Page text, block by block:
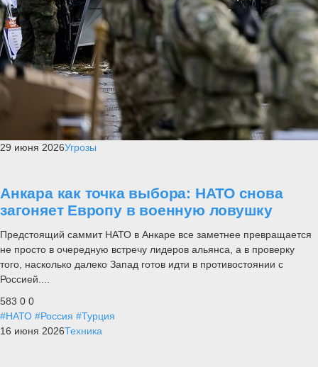
29 июня 2026Угрозы
Анкара как точка выбора: НАТО снова
загоняет Европу в военную ловушку
Предстоящий саммит НАТО в Анкаре все заметнее превращается
не просто в очередную встречу лидеров альянса, а в проверку
того, насколько далеко Запад готов идти в противостоянии с
Россией....
583 0 0
#НАТО #Россия #Турция
16 июня 2026Техника